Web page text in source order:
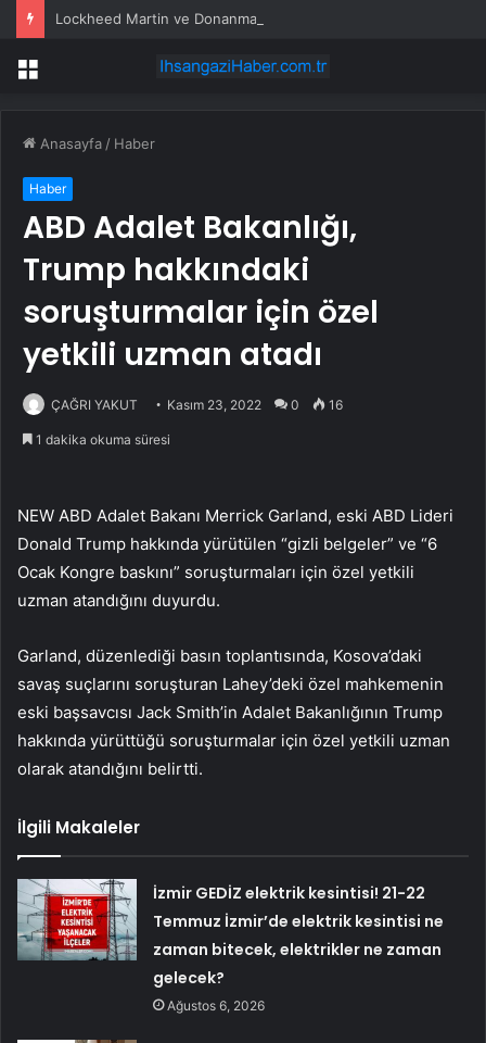
Menü
Anasayfa / Haber
Haber
ABD Adalet Bakanlığı,
Trump hakkındaki
soruşturmalar için özel
yetkili uzman atadı
ÇAĞRI YAKUT Kasım 23, 2022 0 16
1 dakika okuma süresi
NEW ABD Adalet Bakanı Merrick Garland, eski ABD Lideri
Donald Trump hakkında yürütülen “gizli belgeler” ve “6
Ocak Kongre baskını” soruşturmaları için özel yetkili
uzman atandığını duyurdu.
Garland, düzenlediği basın toplantısında, Kosova’daki
savaş suçlarını soruşturan Lahey’deki özel mahkemenin
eski başsavcısı Jack Smith’in Adalet Bakanlığının Trump
hakkında yürüttüğü soruşturmalar için özel yetkili uzman
olarak atandığını belirtti.
İlgili Makaleler
İzmir GEDİZ elektrik kesintisi! 21-22
Temmuz İzmir’de elektrik kesintisi ne
zaman bitecek, elektrikler ne zaman
gelecek?
Ağustos 6, 2026